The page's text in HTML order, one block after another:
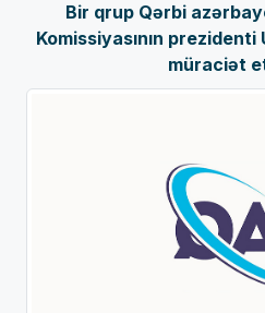
Bir qrup Qərbi
Komissiyasının
müraciət